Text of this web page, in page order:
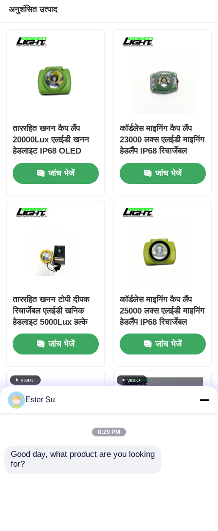
अनुशंसित उत्पाद
ताररहित खनन कैप लैंप
20000Lux एलईडी खनन
हेडलाइट IP68 OLED
डिस्प्ले GLC-6 के साथ
रिचार्जेबल खनिक प्रकाश
जांच भेजें
कॉर्डलेस माइनिंग कैप लैंप
23000 लक्स एलईडी माइनिंग
हेडलैंप IP68 रिचार्जेबल
माइनर लाइट मैग्नेटिक
चार्जिंग GLC-6M के साथ
जांच भेजें
ताररहित खनन टोपी दीपक
रिचार्जेबल एलईडी खनिक
हेडलाइट 5000Lux हल्के
खनन प्रकाश GLT-2
जांच भेजें
कॉर्डलेस माइनिंग कैप लैंप
25000 लक्स एलईडी माइनिंग
हेडलैंप IP68 रिचार्जेबल
माइनर लाइट OLED डिस्प्ले
के साथ GLC-6S
जांच भेजें
Ester Su
8:29 PM
Good day, what product are you looking
for?